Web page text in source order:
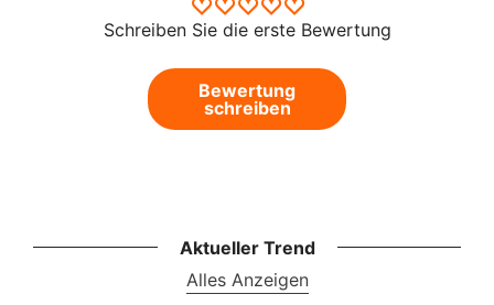
Schreiben Sie die erste Bewertung
Bewertung
schreiben
Aktueller Trend
Alles Anzeigen